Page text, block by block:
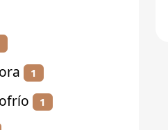
1
1